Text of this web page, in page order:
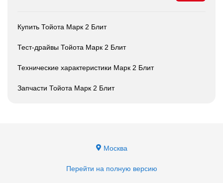
Купить Тойота Марк 2 Блит
Тест-драйвы Тойота Марк 2 Блит
Технические характеристики Марк 2 Блит
Запчасти Тойота Марк 2 Блит
Москва
Перейти на полную версию